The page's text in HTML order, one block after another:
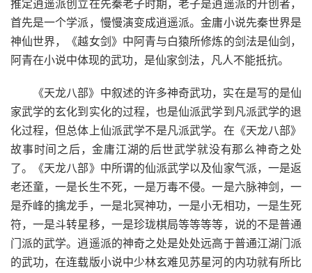
推定逍遥派创立在先秦老子时期，老子是逍遥派的开创者，
首先是一个学派，慢慢演变成逍遥派。金庸小说先秦世界是
神仙世界，《越女剑》中阿青与白猿所修炼的剑法是仙剑，
阿青在小说中体现的武功，是仙家剑法，凡人不能抵抗。
《天龙八部》中叙述的许多神奇武功，实在是写的是仙
家武学的玄化到实化的过程，也是仙派武学到凡派武学的退
化过程，但总体上仙派武学不是凡派武学。在《天龙八部》
故事时间之后，金庸江湖的后世武学就没有那么神奇之处
了。《天龙八部》中所谓的仙派武学以及仙家气派，一是返
老还童，一是长生不死，一是万毒不侵。一是六脉神剑，一
是乔峰的擒龙手，一是北冥神功，一是小无相功，一是生死
符，一是斗转星移，一是珍珑棋局等等等等，说的不是普通
门派的武学。逍遥派的神奇之处是处处远高于普通江湖门派
的武功，在连载版小说中少林玄难见苏星河的内功就有所比